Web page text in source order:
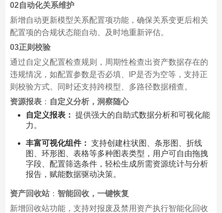
02自动化关系维护
新增自动更新模型关系配置项功能，确保关系变更后相关
配置项的合规状态能自动、及时地重新评估。
03正则校验
通过自定义配置检查规则，周期性检查出资产数据存在的
违规情况，如配置参数是否必填、IP是否为空等，支持正
则校验方式。同时还支持跨模型、多路径数据稽查。
资源报表： 自定义分析，洞察随心
自定义报表： 提供强大的自助式数据分析和可视化能
力。
丰富可视化组件： 支持创建柱状图、条形图、折线
图、环形图、表格等多种图表类型，用户可自由拖拽
字段、配置筛选条件，轻松生成所需资源统计与分析
报告，赋能数据驱动决策。
资产回收站： 智能回收，一键恢复
新增回收站功能，支持对报废及禁用资产执行智能化回收